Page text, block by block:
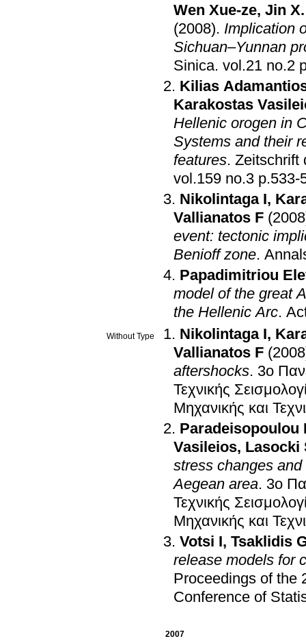
Wen Xue-ze, Jin
(2008). Implication
Sichuan–Yunnan
Sinica.
Kilias
Karakostas
Hellenic orogen in
Systems and their
features. Zeitschrift
vol.159 no.3
Nikolintaga I,
Vallianatos F
event: tectonic
Benioff zone.
Papadimitriou
model of the great
the Hellenic Arc.
Without Type Nikolintaga I,
Vallianatos F
aftershocks. 3o
Τεχνικής
Μηχανικής και
Paradeisopoulou
Vasileios, Lasocki
stress changes
Aegean area. 3o
Τεχνικής
Μηχανικής και
Votsi I, Tsaklidis
release models for
Proceedings of the
Conference of
2007